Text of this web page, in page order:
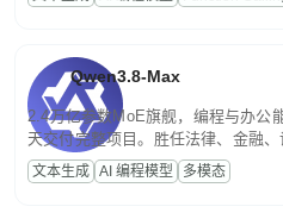
文案处理等普惠刚需场景。
Qwen3.8-Max
2.4万亿参数MoE旗舰，编程与办公
天交付完整项目。胜任法律、金融
话端到端交付生产级成果。原生视觉
程，支持超长文档与长视频的深度语
文本生成 AI 编程模型 多模态